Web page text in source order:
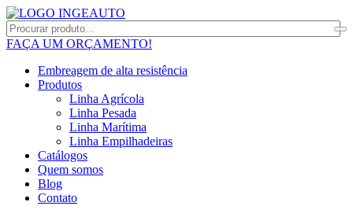
FAÇA UM ORÇAMENTO!
Embreagem de alta resistência
Produtos
Linha Agrícola
Linha Pesada
Linha Marítima
Linha Empilhadeiras
Catálogos
Quem somos
Blog
Contato